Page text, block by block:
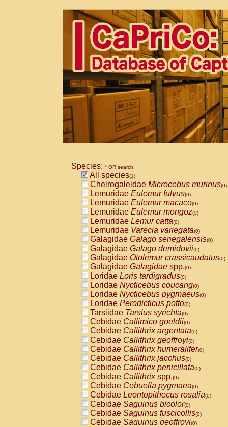
Species: * OR search
All species(1)
Cheirogaleidae Microcebus murinus(0)
Lemuridae Eulemur fulvus(0)
Lemuridae Eulemur macaco(0)
Lemuridae Eulemur mongoz(0)
Lemuridae Lemur catta(0)
Lemuridae Varecia variegata(0)
Galagidae Galago senegalensis(0)
Galagidae Galago demidovii(0)
Galagidae Otolemur crassicaudatus(0)
Galagidae Galagidae spp.(0)
Loridae Loris tardigradus(0)
Loridae Nycticebus coucang(0)
Loridae Nycticebus pygmaeus(0)
Loridae Perodicticus potto(0)
Tarsiidae Tarsius syrichta(0)
Cebidae Callimico goeldii(0)
Cebidae Callithrix argentata(0)
Cebidae Callithrix geoffroyi(0)
Cebidae Callithrix humeralifer(0)
Cebidae Callithrix jacchus(0)
Cebidae Callithrix penicillata(0)
Cebidae Callithrixspp.(0)
Cebidae Cebuella pygmaea(0)
Cebidae Leontopithecus rosalia(0)
Cebidae Saguinus bicolor(0)
Cebidae Saguinus fuscicollis(0)
Cebidae Saguinus geoffroyi(0)